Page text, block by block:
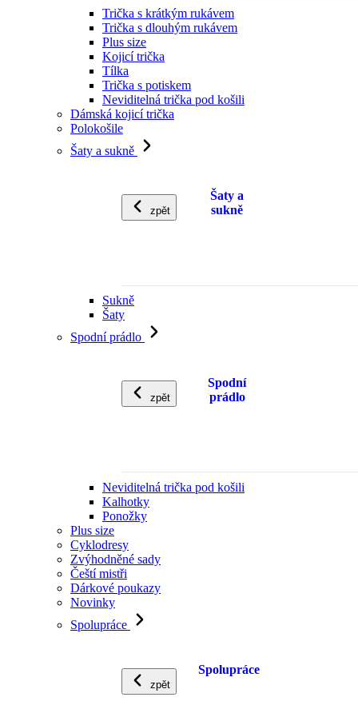
Trička s krátkým rukávem
Trička s dlouhým rukávem
Plus size
Kojicí trička
Tílka
Trička s potiskem
Neviditelná trička pod košili
Dámská kojicí trička
Polokošile
Šaty a sukně
zpět
Šaty a
sukně
Sukně
Šaty
Spodní prádlo
zpět
Spodní
prádlo
Neviditelná trička pod košili
Kalhotky
Ponožky
Plus size
Cyklodresy
Zvýhodněné sady
Čeští mistři
Dárkové poukazy
Novinky
Spolupráce
zpět
Spolupráce